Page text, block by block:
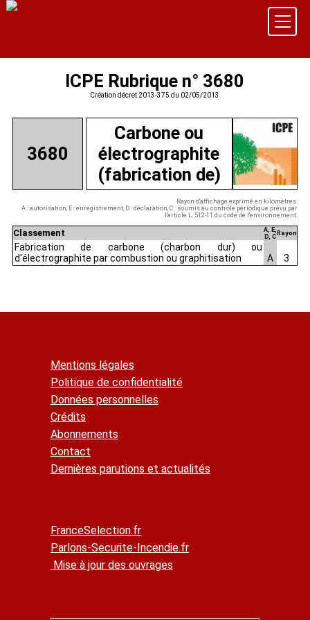
ICPE Rubrique n° 3680
Création décret 2013-375 du 02/05/2013
3680
Carbone ou
électrographite
(fabrication de)
Rayon d'affichage exprimé en kilomètres.
A : autorisation, E : enregistrement, D : déclaration, C : soumis au contrôle périodique prévu par
l'article L. 512-11 du code de l'environnement.
Classement
A, E,
D, C Rayon
Fabrication de carbone (charbon dur) ou
d'électrographite par combustion ou graphitisation
A 3
Mentions légales
Politique de confidentialité
Données personnelles
Crédits
Abonnements
Contact
Dernières parutions et actualités
FranceSelection.fr
Parlons-Securite-Incendie.fr
Mise à jour des ouvrages